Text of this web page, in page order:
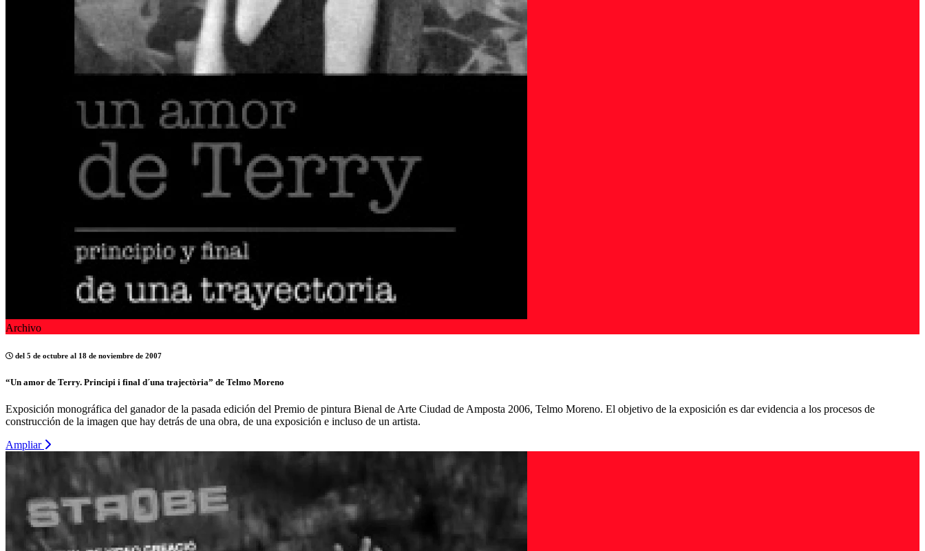
Archivo
del 5 de octubre al 18 de noviembre de 2007
“Un amor de Terry. Principi i final d´una trajectòria” de Telmo Moreno
Exposición monográfica del ganador de la pasada edición del Premio de pintura Bienal de Arte Ciudad de Amposta 2006, Telmo Moreno. El objetivo de la exposición es dar evidencia a los procesos de
construcción de la imagen que hay detrás de una obra, de una exposición e incluso de un artista.
Ampliar